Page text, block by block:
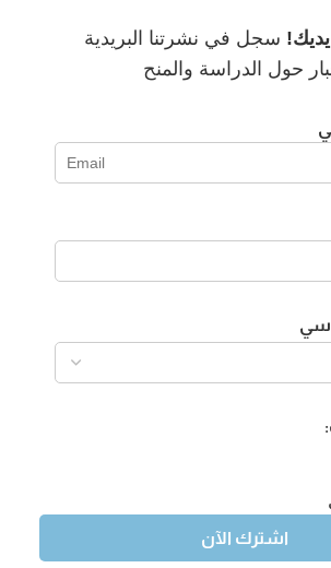
سجل في نشرتنا البريدية
حول الدراسة والمنح